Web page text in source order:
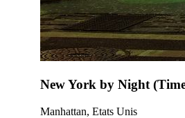
New York by Night
Manhattan, Etats Unis